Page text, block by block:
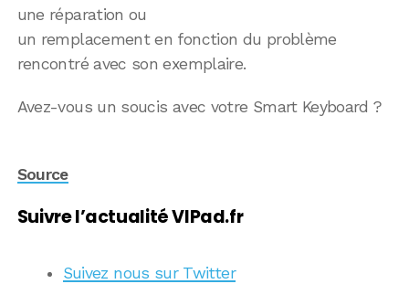
une réparation ou
un remplacement en fonction du problème
rencontré avec son exemplaire.
Avez-vous un soucis avec votre Smart Keyboard ?
Source
Suivre l’actualité VIPad.fr
Suivez nous sur Twitter